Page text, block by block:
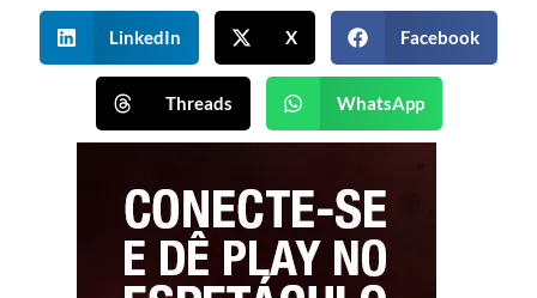
LinkedIn X Facebook
Threads WhatsApp